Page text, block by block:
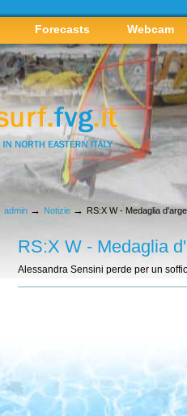
Forecasts Webcam
admin → Notizie → RS:X W - Medaglia
RS:X W - Medaglia
Alessandra Sensini perde per un